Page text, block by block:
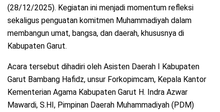
(28/12/2025). Kegiatan ini menjadi momentum refleksi
sekaligus penguatan komitmen Muhammadiyah dalam
membangun umat, bangsa, dan daerah, khususnya di
Kabupaten Garut.
Acara tersebut dihadiri oleh Asisten Daerah I Kabupaten
Garut Bambang Hafidz, unsur Forkopimcam, Kepala Kantor
Kementerian Agama Kabupaten Garut H. Indra Azwar
Mawardi, S.HI, Pimpinan Daerah Muhammadiyah (PDM)